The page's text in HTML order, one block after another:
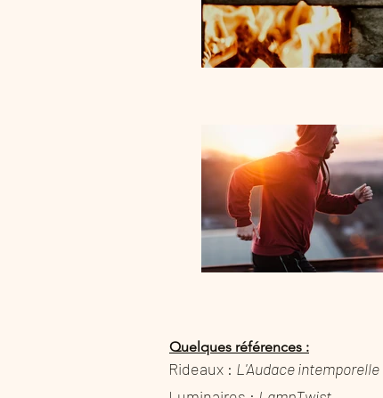
Quelques références :
Rideaux : L'Audace intemporelle